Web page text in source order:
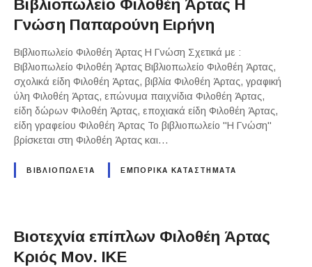
Βιβλιοπωλείο Φιλοθέη Άρτας Η
Γνώση Παπαρούνη Ειρήνη
Βιβλιοπωλείο Φιλοθέη Άρτας Η Γνώση Σχετικά με :
Βιβλιοπωλείο Φιλοθέη Άρτας Βιβλιοπωλείο Φιλοθέη Άρτας,
σχολικά είδη Φιλοθέη Άρτας, βιβλία Φιλοθέη Άρτας, γραφική
ύλη Φιλοθέη Άρτας, επώνυμα παιχνίδια Φιλοθέη Άρτας,
είδη δώρων Φιλοθέη Άρτας, εποχιακά είδη Φιλοθέη Άρτας,
είδη γραφείου Φιλοθέη Άρτας Το βιβλιοπωλείο "Η Γνώση"
βρίσκεται στη Φιλοθέη Άρτας και…
ΒΙΒΛΙΟΠΩΛΕΊΑ ΕΜΠΟΡΙΚΑ ΚΑΤΑΣΤΗΜΑΤΑ
Βιοτεχνία επίπλων Φιλοθέη Άρτας
Κριός Μον. ΙΚΕ